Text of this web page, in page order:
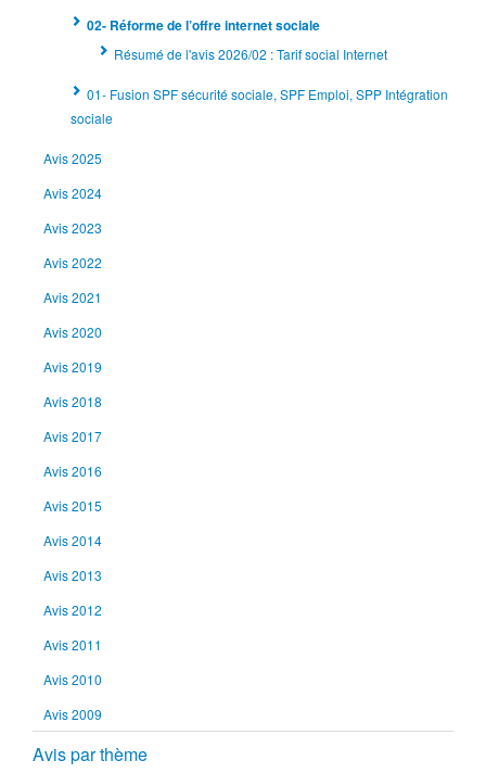
02- Réforme de l’offre internet sociale
Résumé de l'avis 2026/02 : Tarif social Internet
01- Fusion SPF sécurité sociale, SPF Emploi, SPP Intégration
sociale
Avis 2025
Avis 2024
Avis 2023
Avis 2022
Avis 2021
Avis 2020
Avis 2019
Avis 2018
Avis 2017
Avis 2016
Avis 2015
Avis 2014
Avis 2013
Avis 2012
Avis 2011
Avis 2010
Avis 2009
Avis par thème